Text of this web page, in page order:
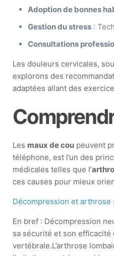
Adoption de bonnes
Gestion du stress :
Consultations
Les douleurs cervicales,
explorons des
adaptées allant des
Les maux de cou peuvent
téléphone, est l’un des
médicales telles que l’
ces causes pour mieux
Décompression et
En bref : Décompression
sa sécurité et son efficacité
vertébrale.L’arthrose